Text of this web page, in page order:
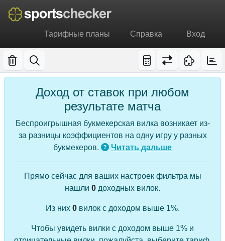
Тарифные планы Справка Вход
Доход от ставок при любом
результате матча
Беспроигрышная букмекерская вилка возникает из-
за разницы коэффициентов на одну игру у разных
букмекеров.
Читать дальше
Прямо сейчас для ваших настроек фильтра мы
нашли 0 доходных вилок.
Из них 0вилок с доходом выше 1%.
Чтобы увидеть вилки с доходом выше 1% и